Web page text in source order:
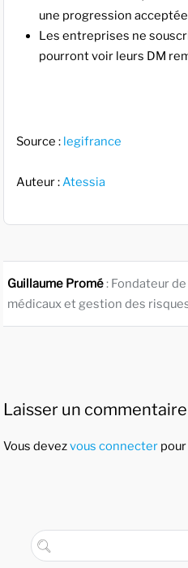
une progression acceptée
Les entreprises ne
pourront voir leurs DM
Source : legifrance
Auteur : Atessia
Guillaume Promé: Fondateur
médicaux et gestion des
Laisser un commentaire
Vous devezvous connecter